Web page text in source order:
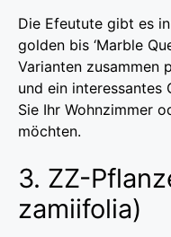
Die Efeutute gibt es
golden bis ‘Marble
Varianten zusammen
und ein interessantes
Sie Ihr Wohnzimmer
möchten.
3. ZZ-
zamiifolia)